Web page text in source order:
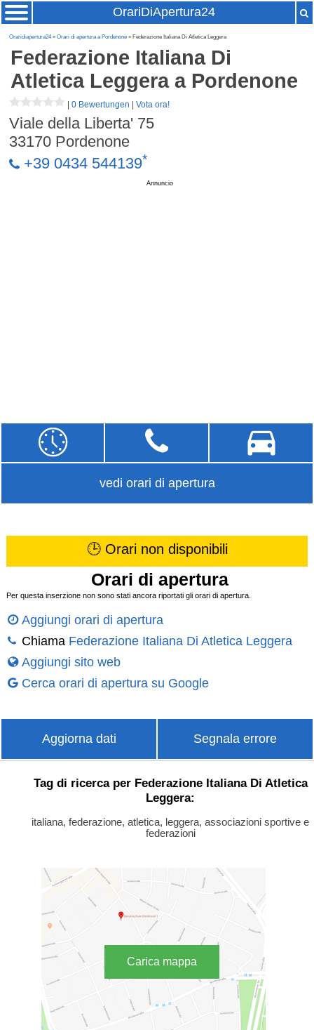
OrariDiApertura24
Oraridiapertura24»Orari di apertura a Pordenone » Federazione Italiana Di Atletica Leggera
Federazione Italiana Di
Atletica Leggeraa Pordenone
|0 Bewertungen |Vota ora!
Viale della Liberta' 75
33170 Pordenone
+39 0434 544139*
Annuncio
vedi orari di apertura
🕒 Orari non disponibili
Orari di apertura
Per questa inserzione non sono stati ancora riportati gli orari di apertura.
Aggiungi orari di apertura
Chiama Federazione Italiana Di Atletica Leggera
Aggiungi sito web
Cerca orari di apertura su Google
Aggiorna dati Segnala errore
Tag di ricerca per Federazione Italiana Di Atletica
Leggera:
italiana, federazione, atletica, leggera, associazioni sportive e
federazioni
Carica mappa